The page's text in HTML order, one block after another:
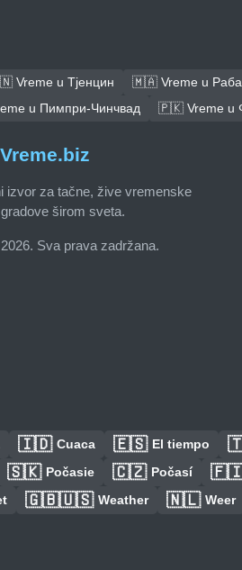
Vreme u Тјенцин 🇲🇦 Vreme u
u Пимпри-Чинчвад
🇵🇰 Vreme u
izvor za tačne, žive vremenske
širom sveta.
Sva prava zadržana.
🇮🇩 Cuaca 🇪🇸 El tiempo
🇸🇰 Počasie 🇨🇿 Počasí
🇬🇧🇺🇸 Weather 🇳🇱 Weer